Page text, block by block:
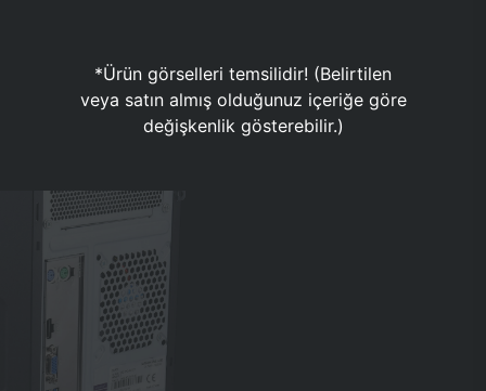
*Ürün görselleri temsilidir! (Belirtilen
veya satın almış olduğunuz içeriğe göre
değişkenlik gösterebilir.)